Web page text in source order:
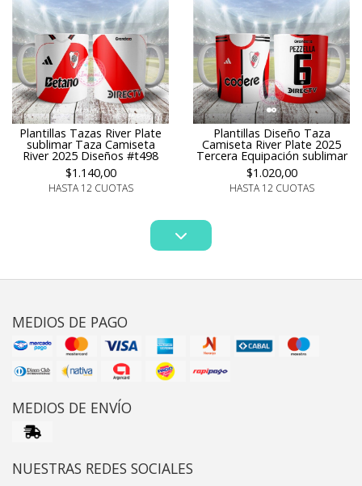
Plantillas Tazas River Plate
sublimar Taza Camiseta
River 2025 Diseños #t498
$1.140,00
HASTA 12 CUOTAS
Plantillas Diseño Taza
Camiseta River Plate 2025
Tercera Equipación sublimar
$1.020,00
HASTA 12 CUOTAS
MEDIOS DE PAGO
MEDIOS DE ENVÍO
NUESTRAS REDES SOCIALES